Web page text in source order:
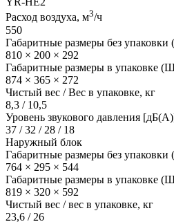
Расход воздуха, м3/ч
550
Габаритные размеры без
810 × 200 × 292
Габаритные размеры в упаковке
874 × 365 × 272
Чистый вес / Вес в упаковке, кг
8,3 / 10,5
Уровень звукового давления
37 / 32 / 28 / 18
Наружный блок
Габаритные размеры без
764 × 295 × 544
Габаритные размеры в упаковке
819 × 320 × 592
Чистый вес / вес в упаковке, кг
23,6 / 26